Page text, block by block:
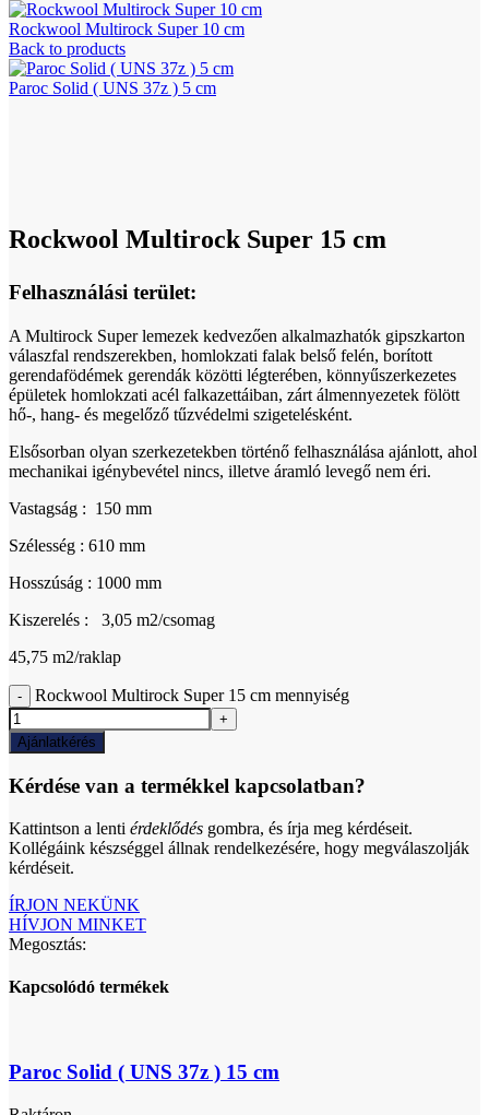
Rockwool Multirock Super 10 cm
Back to products
Paroc Solid ( UNS 37z ) 5 cm
Rockwool Multirock Super 15 cm
Felhasználási terület:
A Multirock Super lemezek kedvezően alkalmazhatók gipszkarton
válaszfal rendszerekben, homlokzati falak belső felén, borított
gerendafödémek gerendák közötti légterében, könnyűszerkezetes
épületek homlokzati acél falkazettáiban, zárt álmennyezetek fölött
hő-, hang- és megelőző tűzvédelmi szigetelésként.
Elsősorban olyan szerkezetekben történő felhasználása ajánlott, ahol
mechanikai igénybevétel nincs, illetve áramló levegő nem éri.
Vastagság : 150 mm
Szélesség : 610 mm
Hosszúság : 1000 mm
Kiszerelés : 3,05 m2/csomag
45,75 m2/raklap
Rockwool Multirock Super 15 cm mennyiség
Ajánlatkérés
Kérdése van a termékkel kapcsolatban?
Kattintson a lenti érdeklődés gombra, és írja meg kérdéseit.
Kollégáink készséggel állnak rendelkezésére, hogy megválaszolják
kérdéseit.
ÍRJON NEKÜNK
HÍVJON MINKET
Megosztás:
Kapcsolódó termékek
Paroc Solid ( UNS 37z ) 15 cm